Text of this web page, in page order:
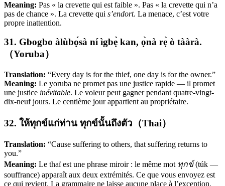
Meaning: Pas « la crevette qui est faible ». Pas « la crevette qui n’a
pas de chance ». La crevette qui s’endort. La menace, c’est votre
propre inattention.
31. Gbogbo àlùbọ́sà ní ìgbẹ̀ kan, ọ̀nà rẹ̀ ò tààrà.
（Yoruba）
Translation: “Every day is for the thief, one day is for the owner.”
Meaning: Le yoruba ne promet pas une justice rapide — il promet
une justice inévitable. Le voleur peut gagner pendant quatre-vingt-
dix-neuf jours. Le centième jour appartient au propriétaire.
32. ให้ทุกข์แก่ท่าน ทุกข์นั้นถึงตัว（Thai）
Translation: “Cause suffering to others, that suffering returns to
you.”
Meaning: Le thaï est une phrase miroir : le même mot ทุกข์(túk —
souffrance) apparaît aux deux extrémités. Ce que vous envoyez est
ce qui revient. La grammaire ne laisse aucune place à l’exception.